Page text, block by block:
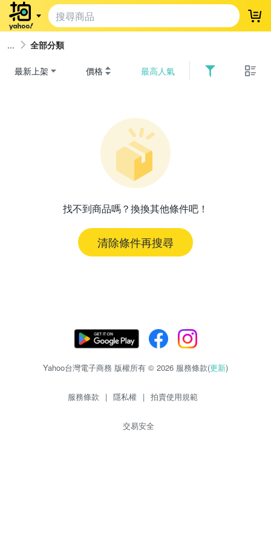
登
全部分類
最新上架 價格 最高人氣
找不到商品嗎？換換其他條件吧！
清除條件再搜尋
Yahoo台灣電子商務 版權所有 © 2026 服務條款(更新)
服務條款 | 隱私權 | 拍賣使用規範
交易安全